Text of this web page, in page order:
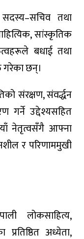
तथा
सांस्कृतिक
बधाई तथा
छन्।
संरक्षण, संवर्द्धन
गर्ने उद्देश्यसहित
नयाँ नेतृत्वसँगै आफ्ना
र परिणाममुखी
लोकसाहित्य,
अध्येता,